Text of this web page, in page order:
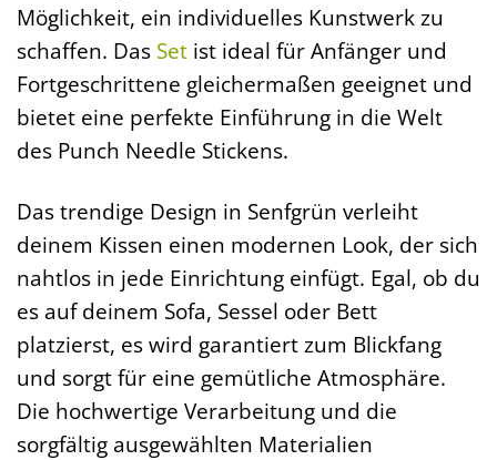
Möglichkeit, ein individuelles Kunstwerk zu
schaffen. Das Set ist ideal für Anfänger und
Fortgeschrittene gleichermaßen geeignet und
bietet eine perfekte Einführung in die Welt
des Punch Needle Stickens.
Das trendige Design in Senfgrün verleiht
deinem Kissen einen modernen Look, der sich
nahtlos in jede Einrichtung einfügt. Egal, ob du
es auf deinem Sofa, Sessel oder Bett
platzierst, es wird garantiert zum Blickfang
und sorgt für eine gemütliche Atmosphäre.
Die hochwertige Verarbeitung und die
sorgfältig ausgewählten Materialien